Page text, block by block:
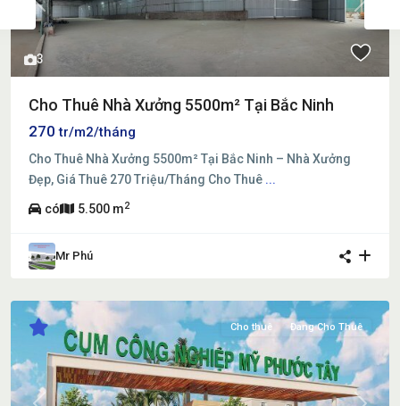
3
Previous Next
Cho Thuê Nhà Xưởng 5500m² Tại Bắc Ninh
270tr/m2/tháng
Cho Thuê Nhà Xưởng 5500m² Tại Bắc Ninh – Nhà Xưởng
Đẹp, Giá Thuê 270 Triệu/Tháng Cho Thuê ...
có 5.500 m2
Mr Phú
Cho thuê Đang Cho Thuê